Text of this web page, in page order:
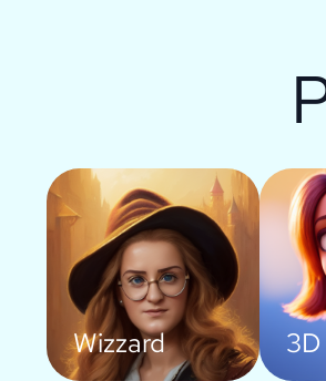
Wizzard